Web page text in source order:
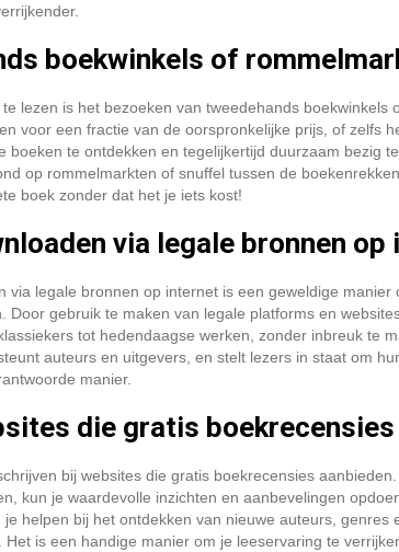
boekwinkels of
lezen is het bezoeken van tweedehands boekwinkels
voor een fractie van de oorspronkelijke prijs, of zelfs
boeken te ontdekken en tegelijkertijd duurzaam bezig
op rommelmarkten of snuffel tussen de
boek zonder dat het je iets kost!
via legale bronnen op
via legale bronnen op internet is een geweldige manier
Door gebruik te maken van legale platforms en
tot hedendaagse werken, zonder inbreuk te
auteurs en uitgevers, en stelt lezers in staat om
manier.
die gratis boekrecensies
bij websites die gratis boekrecensies
kun je waardevolle inzichten en aanbevelingen
helpen bij het ontdekken van nieuwe auteurs, genres
is een handige manier om je leeservaring te